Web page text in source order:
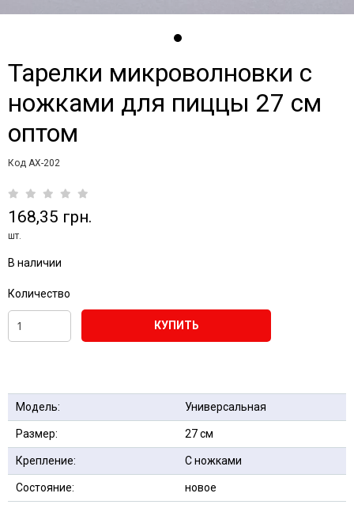
Тарелки микроволновки с
ножками для пиццы 27 см
оптом
Код АХ-202
168,35 грн.
шт.
В наличии
Количество
КУПИТЬ
Модель: Универсальная
Размер: 27 см
Крепление: С ножками
Состояние: новое